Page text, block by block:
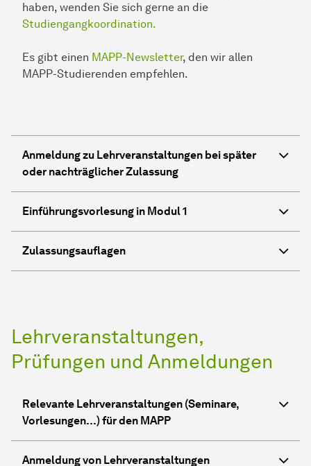
haben, wenden Sie sich gerne an die
Studiengangkoordination.
Es gibt einen MAPP-Newsletter, den wir allen
MAPP-Studierenden empfehlen.
Anmeldung zu Lehrveranstaltungen bei später
oder nachträglicher Zulassung
Einführungsvorlesung in Modul 1
Zulassungsauflagen
Lehrveranstaltungen,
Prüfungen und Anmeldungen
Relevante Lehrveranstaltungen (Seminare,
Vorlesungen…) für den MAPP
Anmeldung von Lehrveranstaltungen